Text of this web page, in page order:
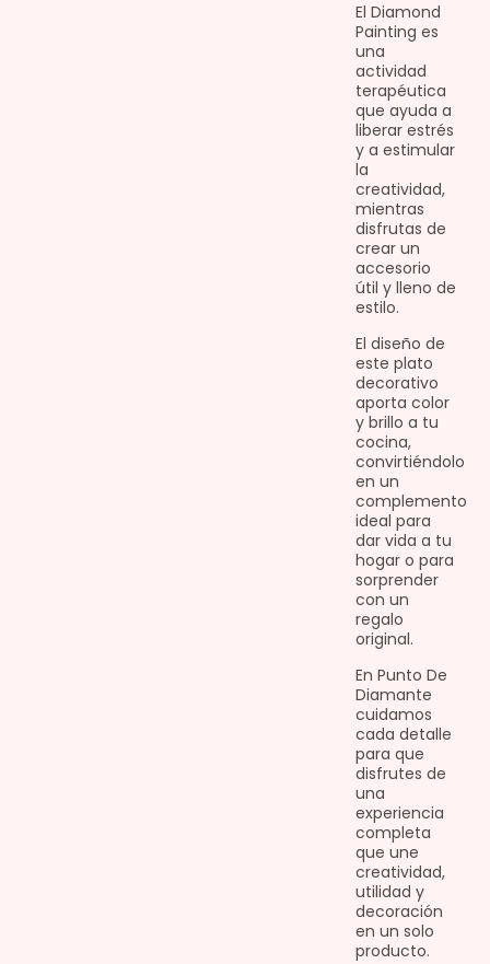
El Diamond
Painting es
una
actividad
terapéutica
que ayuda a
liberar estrés
y a estimular
la
creatividad,
mientras
disfrutas de
crear un
accesorio
útil y lleno de
estilo.
El diseño de
este plato
decorativo
aporta color
y brillo a tu
cocina,
convirtiéndolo
en un
complemento
ideal para
dar vida a tu
hogar o para
sorprender
con un
regalo
original.
En Punto De
Diamante
cuidamos
cada detalle
para que
disfrutes de
una
experiencia
completa
que une
creatividad,
utilidad y
decoración
en un solo
producto.